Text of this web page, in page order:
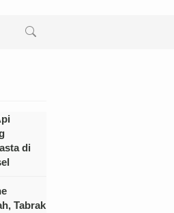
di
Tabrak